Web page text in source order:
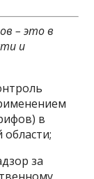
– это в
и
в
области;
за